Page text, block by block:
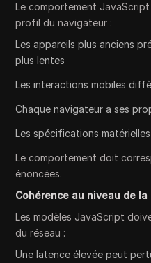
Le comportement
profil du navigateur :
Les appareils plus anciens
plus lentes
Les interactions mobiles
Chaque navigateur a ses
Les spécifications
Le comportement doit
énoncées.
Cohérence au niveau de
Les modèles JavaScript
du réseau :
Une latence élevée peut